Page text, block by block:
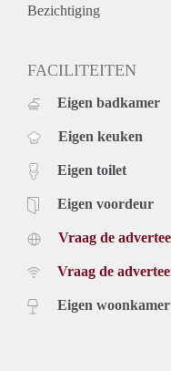
informatie en dus
Bezichtiging
FACILITEITEN
Eigen badkamer
Eigen keuken
Eigen toilet
Eigen voordeur
Vraag de
Vraag de
Eigen woonkamer